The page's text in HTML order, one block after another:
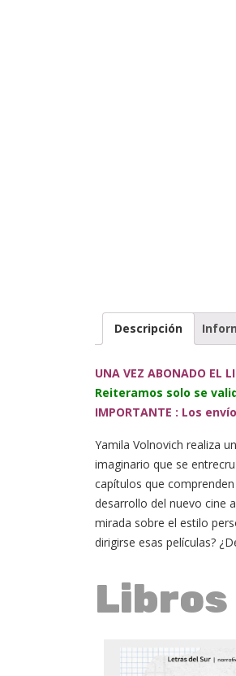
Descripción
UNA VEZ ABONADO EL
Reiteramos solo se
IMPORTANTE : Los
Yamila Volnovich realiza
imaginario que se
capítulos que
desarrollo del nuevo cine
mirada sobre el estilo
dirigirse esas películas?